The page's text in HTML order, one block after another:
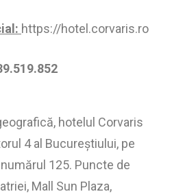
https://hotel.corvaris.ro
hotelul Corvaris
4 al Bucureștiului, pe
125. Puncte de
Mall Sun Plaza,